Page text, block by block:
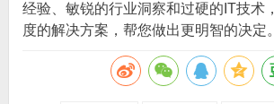
经验、敏锐的行业洞察和过硬的IT技术
度的解决方案，帮您做出更明智的决定。